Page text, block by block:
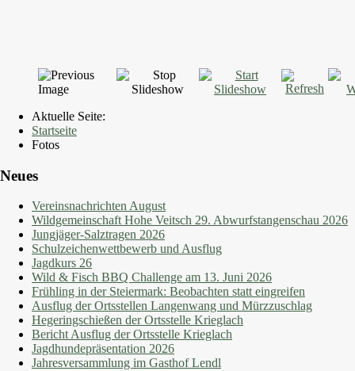
Aktuelle Seite:
Startseite
Fotos
Neues
Vereinsnachrichten August
Wildgemeinschaft Hohe Veitsch 29. Abwurfstangenschau 2026
Jungjäger-Salztragen 2026
Schulzeichenwettbewerb und Ausflug
Jagdkurs 26
Wild & Fisch BBQ Challenge am 13. Juni 2026
Frühling in der Steiermark: Beobachten statt eingreifen
Ausflug der Ortsstellen Langenwang und Mürzzuschlag
Hegeringschießen der Ortsstelle Krieglach
Bericht Ausflug der Ortsstelle Krieglach
Jagdhundepräsentation 2026
Jahresversammlung im Gasthof Lendl